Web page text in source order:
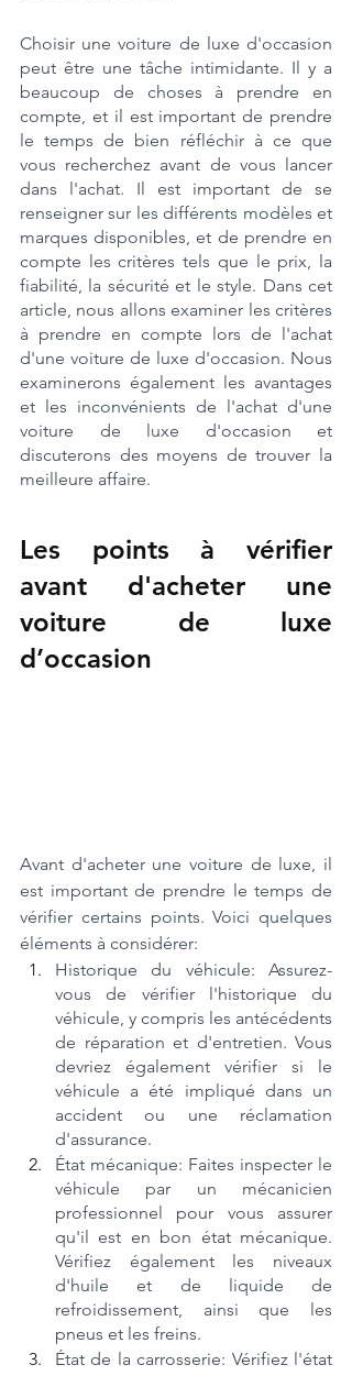
Choisir une voiture de luxe d'occasion
peut être une tâche intimidante. Il y a
beaucoup de choses à prendre en
compte, et il est important de prendre
le temps de bien réfléchir à ce que
vous recherchez avant de vous lancer
dans l'achat. Il est important de se
renseigner sur les différents modèles et
marques disponibles, et de prendre en
compte les critères tels que le prix, la
fiabilité, la sécurité et le style. Dans cet
article, nous allons examiner les critères
à prendre en compte lors de l'achat
d'une voiture de luxe d'occasion. Nous
examinerons également les avantages
et les inconvénients de l'achat d'une
voiture de luxe d'occasion et
discuterons des moyens de trouver la
meilleure affaire.
Les points à vérifier
avant d'acheter une
voiture de luxe
d’occasion
Avant d'acheter une voiture de luxe, il
est important de prendre le temps de
vérifier certains points. Voici quelques
éléments à considérer:
Historique du véhicule: Assurez-
vous de vérifier l'historique du
véhicule, y compris les antécédents
de réparation et d'entretien. Vous
devriez également vérifier si le
véhicule a été impliqué dans un
accident ou une réclamation
d'assurance.
État mécanique: Faites inspecter le
véhicule par un mécanicien
professionnel pour vous assurer
qu'il est en bon état mécanique.
Vérifiez également les niveaux
d'huile et de liquide de
refroidissement, ainsi que les
pneus et les freins.
État de la carrosserie: Vérifiez l'état